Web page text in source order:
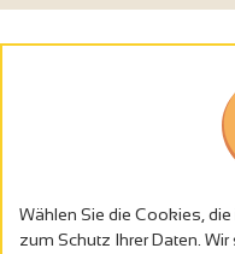
Wählen Sie die Cookies,
zum Schutz Ihrer Daten.